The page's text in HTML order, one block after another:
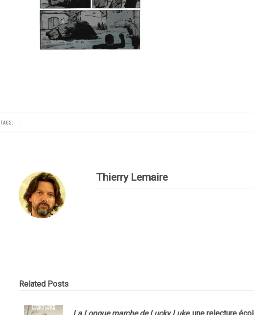
TAGS:
Thierry Lemaire
Related Posts